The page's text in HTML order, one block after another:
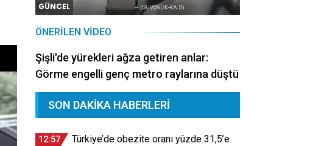
GÜNCEL
ÖNERILEN VIDEO
Şişli'de yürekleri ağza getiren anlar:
Görme engelli genç metro raylarına düştü
SON DAKIKA HABERLERI
12:57
Türkiye’de obezite oranı yüzde 31,5’e